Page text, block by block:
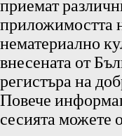
приемат
нематериално
внесената от
регистъра на
Повече
сесията можете